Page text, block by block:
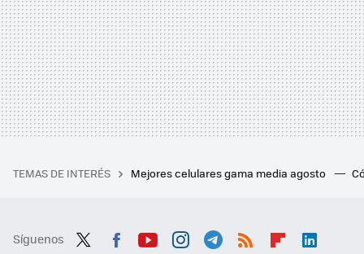
TEMAS DE INTERÉS Mejores celulares gama media agosto
Síguenos